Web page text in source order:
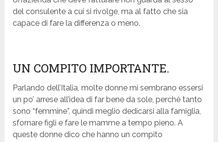
del consulente a cui si rivolge, ma al fatto che sia
capace di fare la differenza o meno.
UN COMPITO IMPORTANTE.
Parlando dell’Italia, molte donne mi sembrano essersi
un po’ arrese all’idea di far bene da sole, perché tanto
sono “femmine”, quindi meglio dedicarsi alla famiglia,
sfornare figli e fare le mamme a tempo pieno. A
queste donne dico che hanno un compito